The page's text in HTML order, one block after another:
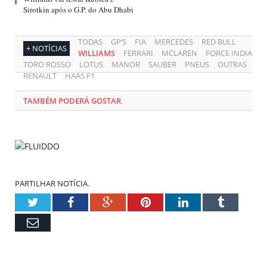
Sirotkin após o G.P. do Abu Dhabi
+ NOTÍCIAS
TODAS GP’S FIA MERCEDES
RED BULL
WILLIAMS
FERRARI MCLAREN
FORCE INDIA
TORO ROSSO
LOTUS MANOR SAUBER PNEUS
OUTRAS
RENAULT
HAAS F1
TAMBÉM PODERÁ GOSTAR
PARTILHAR NOTÍCIA.
TwitterFacebookGoogle+PinterestLinkedInTumblr
Email